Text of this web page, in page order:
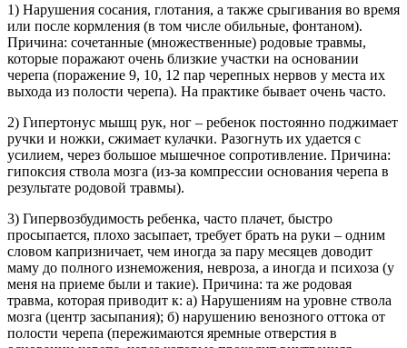
1) Нарушения сосания, глотания, а также срыгивания во время
или после кормления (в том числе обильные, фонтаном).
Причина: сочетанные (множественные) родовые травмы,
которые поражают очень близкие участки на основании
черепа (поражение 9, 10, 12 пар черепных нервов у места их
выхода из полости черепа). На практике бывает очень часто.
2) Гипертонус мышц рук, ног – ребенок постоянно поджимает
ручки и ножки, сжимает кулачки. Разогнуть их удается с
усилием, через большое мышечное сопротивление. Причина:
гипоксия ствола мозга (из-за компрессии основания черепа в
результате родовой травмы).
3) Гипервозбудимость ребенка, часто плачет, быстро
просыпается, плохо засыпает, требует брать на руки – одним
словом капризничает, чем иногда за пару месяцев доводит
маму до полного изнеможения, невроза, а иногда и психоза (у
меня на приеме были и такие). Причина: та же родовая
травма, которая приводит к: а) Нарушениям на уровне ствола
мозга (центр засыпания); б) нарушению венозного оттока от
полости черепа (пережимаются яремные отверстия в